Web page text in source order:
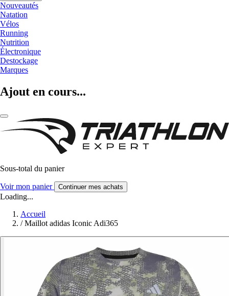
Nouveautés
Natation
Vélos
Running
Nutrition
Électronique
Destockage
Marques
Ajout en cours...
Sous-total du panier
Voir mon panier Continuer mes achats
Loading...
Accueil
/ Maillot adidas Iconic Adi365